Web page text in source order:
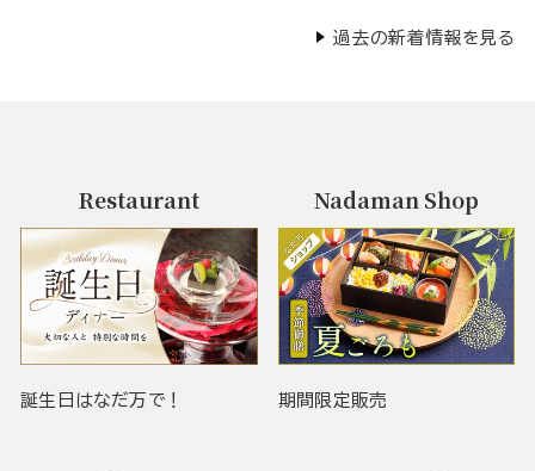
過去の新着情報を見る
Restaurant
誕生日はなだ万で！
Nadaman Shop
期間限定販売